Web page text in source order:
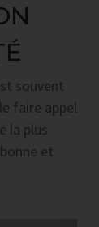
souvent
faire appel
la plus
et